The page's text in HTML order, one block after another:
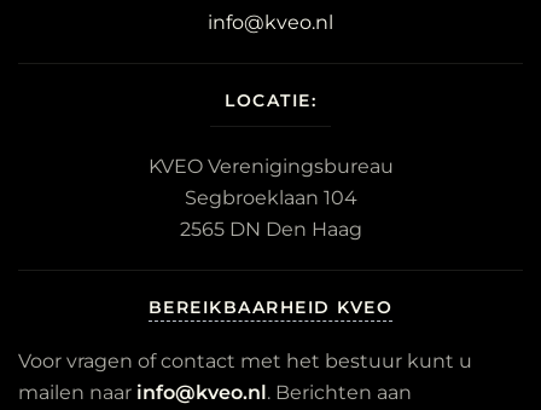
info@kveo.nl
LOCATIE:
KVEO Verenigingsbureau
Segbroeklaan 104
2565 DN Den Haag
BEREIKBAARHEID KVEO
Voor vragen of contact met het bestuur kunt u
mailen naar info@kveo.nl. Berichten aan